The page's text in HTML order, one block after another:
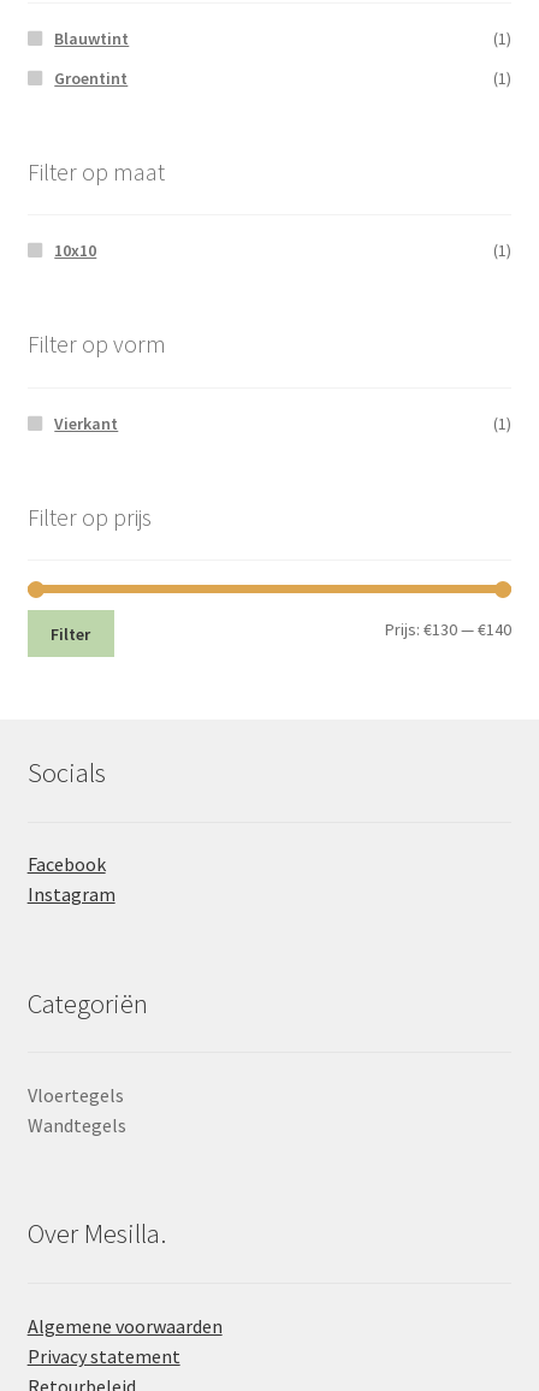
Blauwtint
(1)
Groentint
(1)
Filter op maat
10x10 (1)
Filter op vorm
Vierkant (1)
Filter op prijs
Min.
Filter Prijs:€130—€140
Socials
Facebook
Instagram
Categoriën
Vloertegels
Wandtegels
Over Mesilla.
Algemene voorwaarden
Privacy statement
Retourbeleid